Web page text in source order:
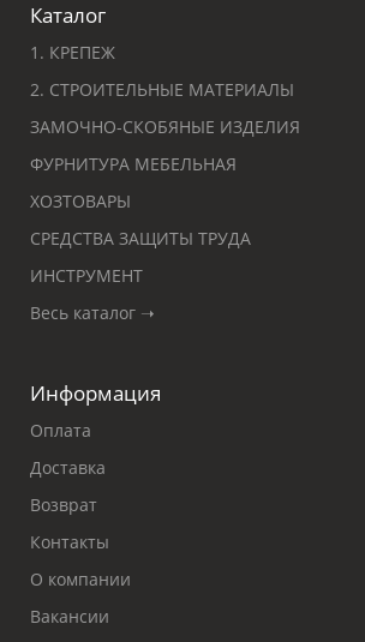
Каталог
1. КРЕПЕЖ
2. СТРОИТЕЛЬНЫЕ МАТЕРИАЛЫ
ЗАМОЧНО-СКОБЯНЫЕ ИЗДЕЛИЯ
ФУРНИТУРА МЕБЕЛЬНАЯ
ХОЗТОВАРЫ
СРЕДСТВА ЗАЩИТЫ ТРУДА
ИНСТРУМЕНТ
Весь каталог ➝
Информация
Оплата
Доставка
Возврат
Контакты
О компании
Вакансии